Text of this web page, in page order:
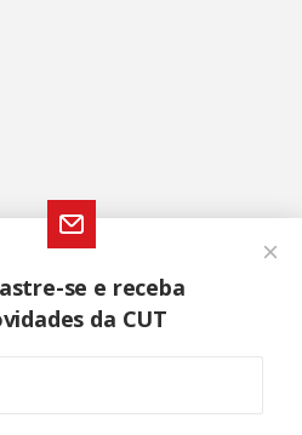
se e receba
da CUT